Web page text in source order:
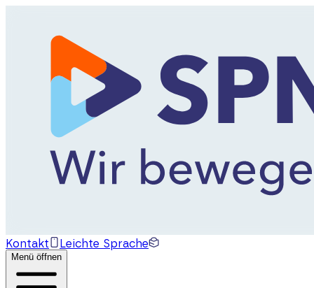
Kontakt Leichte Sprache
Menü öffnen